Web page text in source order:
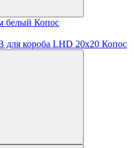
белый Копос